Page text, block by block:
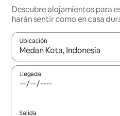
Descubre alojamientos para
harán sentir como en casa
Ubicación
Cuando los resultados estén
Llegada
Salida